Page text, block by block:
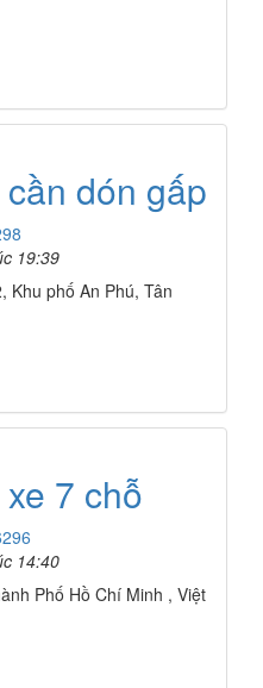
dón gấp
19:39
Khu phố An Phú, Tân
7 chỗ
14:40
Phố Hồ Chí Minh , Việt